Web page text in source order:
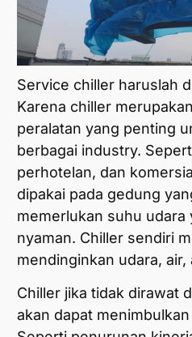
Service chiller haruslah
Karena chiller
peralatan yang penting
berbagai industry.
perhotelan, dan
dipakai pada gedung
memerlukan suhu udara
nyaman. Chiller sendiri
mendinginkan udara, air,
Chiller jika tidak dirawat
akan dapat